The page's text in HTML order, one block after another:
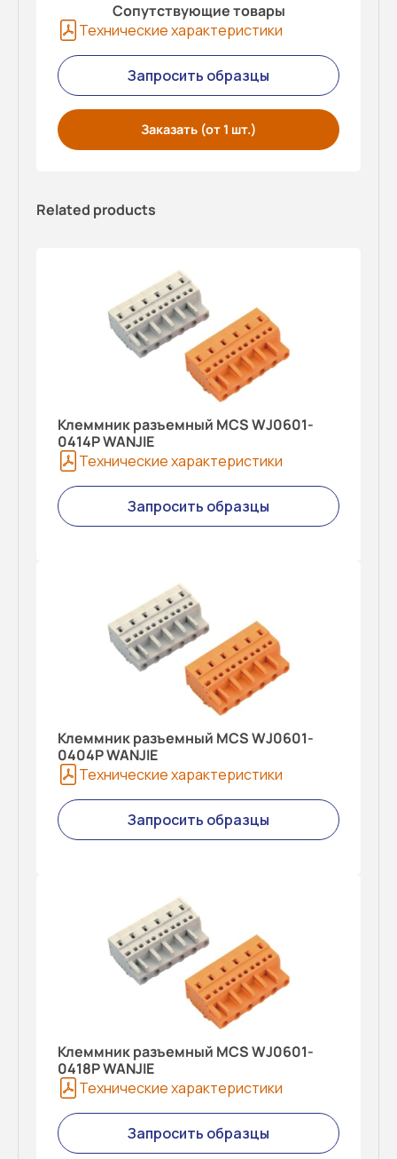
Сопутствующие товары
Технические характеристики
Запросить образцы
Заказать (от 1 шт.)
Related products
Клеммник разъемный MCS WJ0601-
0414P WANJIE
Технические характеристики
Запросить образцы
Клеммник разъемный MCS WJ0601-
0404P WANJIE
Технические характеристики
Запросить образцы
Клеммник разъемный MCS WJ0601-
0418P WANJIE
Технические характеристики
Запросить образцы